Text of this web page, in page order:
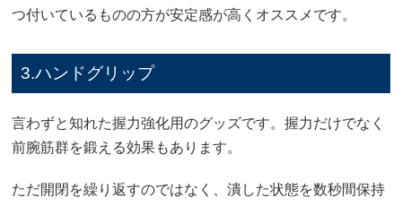
つ付いているものの方が安定感が高くオススメです。
3.ハンドグリップ
言わずと知れた握力強化用のグッズです。握力だけでなく
前腕筋群を鍛える効果もあります。
ただ開閉を繰り返すのではなく、潰した状態を数秒間保持